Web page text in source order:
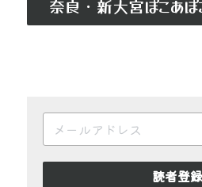
奈良・新大宮ぽこあ
読者登録